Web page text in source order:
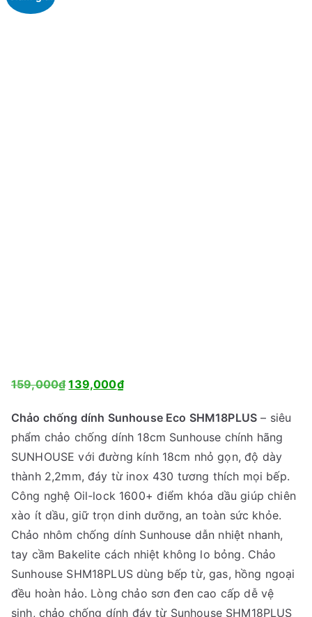
159,000₫G
á
g
ố
c
l
à
:
1
5
9
139,000₫G
á
h
i
ệ
n
t
ạ
i
l
à
Chảo chống dính Sunhouse Eco SHM18PLUS – siêu
phẩm chảo chống dính 18cm Sunhouse chính hãng
SUNHOUSE với đường kính 18cm nhỏ gọn, độ dày
thành 2,2mm, đáy từ inox 430 tương thích mọi bếp.
Công nghệ Oil-lock 1600+ điểm khóa dầu giúp chiên
xào ít dầu, giữ trọn dinh dưỡng, an toàn sức khỏe.
Chảo nhôm chống dính Sunhouse dẫn nhiệt nhanh,
tay cầm Bakelite cách nhiệt không lo bỏng. Chảo
Sunhouse SHM18PLUS dùng bếp từ, gas, hồng ngoại
đều hoàn hảo. Lòng chảo sơn đen cao cấp dễ vệ
sinh, chảo chống dính đáy từ Sunhouse SHM18PLUS